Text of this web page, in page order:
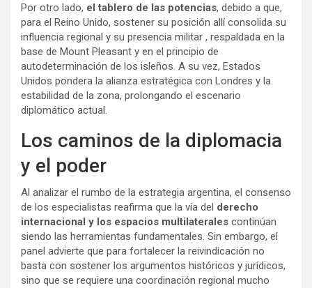
Por otro lado, el tablero de las potencias, debido a que,
para el Reino Unido, sostener su posición allí consolida su
influencia regional y su presencia militar , respaldada en la
base de Mount Pleasant y en el principio de
autodeterminación de los isleños. A su vez, Estados
Unidos pondera la alianza estratégica con Londres y la
estabilidad de la zona, prolongando el escenario
diplomático actual.
Los caminos de la diplomacia
y el poder
Al analizar el rumbo de la estrategia argentina, el consenso
de los especialistas reafirma que la vía del derecho
internacional y los espacios multilaterales continúan
siendo las herramientas fundamentales. Sin embargo, el
panel advierte que para fortalecer la reivindicación no
basta con sostener los argumentos históricos y jurídicos,
sino que se requiere una coordinación regional mucho